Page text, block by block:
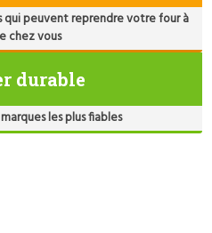
qui peuvent reprendre votre four à
chez vous
durable
les plus fiables